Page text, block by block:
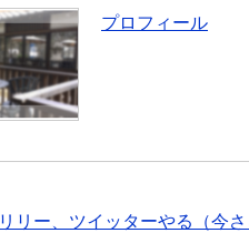
プロフィール
リリー、ツイッターやる（今